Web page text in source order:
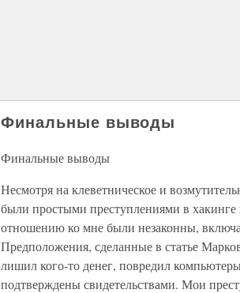
Финальные выводы
Финальные выводы
Несмотря на клеветническое и
были простыми преступлениями в
отношению ко мне были незаконны,
Предположения, сделанные в статье
лишил кого-то денег, повредил
подтверждены свидетельствами. Мои